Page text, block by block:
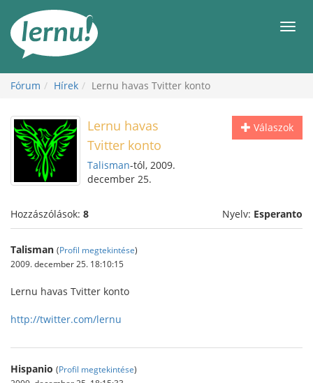
Fórum Hírek Lernu havas Tvitter konto
Válaszok
Lernu havas
Tvitter konto
Talisman-tól, 2009.
december 25.
Hozzászólások: 8 Nyelv: Esperanto
Talisman (Profil megtekintése)
2009. december 25. 18:10:15
Lernu havas Tvitter konto
http://twitter.com/lernu
Hispanio (Profil megtekintése)